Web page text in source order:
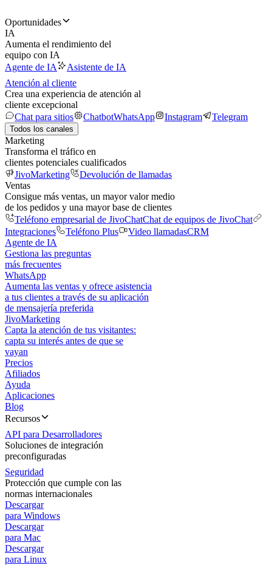
Oportunidades
IA
Aumenta el rendimiento del
equipo con IA
Agente de IA
Asistente de IA
Atención al cliente
Crea una experiencia de atención al
cliente excepcional
Chat para sitios
ChatbotWhatsApp Instagram Telegram
Todos los canales
Marketing
Transforma el tráfico en
clientes potenciales cualificados
JivoMarketing
Devolución de llamadas
Ventas
Consigue más ventas, un mayor valor medio
de los pedidos y una mayor base de clientes
Teléfono empresarial de JivoChatChat de equipos de JivoChat
Integraciones
Teléfono Plus Video llamadasCRM
Agente de IA
Gestiona las preguntas
más frecuentes
WhatsApp
Aumenta las ventas y ofrece asistencia
a tus clientes a través de su aplicación
de mensajería preferida
JivoMarketing
Capta la atención de tus visitantes:
capta su interés antes de que se
vayan
Precios
Afiliados
Ayuda
Aplicaciones
Blog
Recursos
API para Desarrolladores
Soluciones de integración
preconfiguradas
Seguridad
Protección que cumple con las
normas internacionales
Descargar
para Windows
Descargar
para Mac
Descargar
para Linux